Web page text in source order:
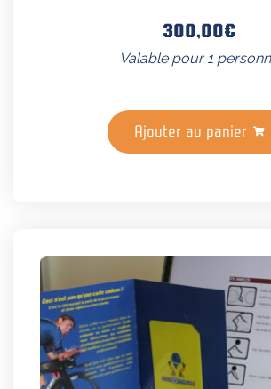
300,00€
Valable pour 1
Ajouter au panier